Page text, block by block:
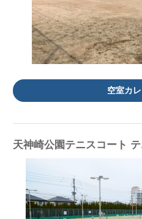
空室カ
天神崎公園テニスコート